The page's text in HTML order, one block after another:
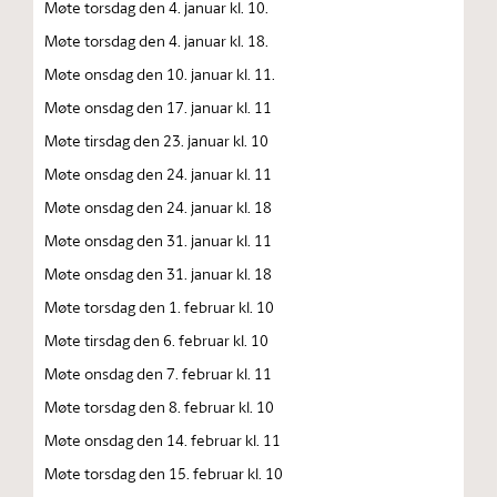
Møte torsdag den 4. januar kl. 10.
Møte torsdag den 4. januar kl. 18.
Møte onsdag den 10. januar kl. 11.
Møte onsdag den 17. januar kl. 11
Møte tirsdag den 23. januar kl. 10
Møte onsdag den 24. januar kl. 11
Møte onsdag den 24. januar kl. 18
Møte onsdag den 31. januar kl. 11
Møte onsdag den 31. januar kl. 18
Møte torsdag den 1. februar kl. 10
Møte tirsdag den 6. februar kl. 10
Møte onsdag den 7. februar kl. 11
Møte torsdag den 8. februar kl. 10
Møte onsdag den 14. februar kl. 11
Møte torsdag den 15. februar kl. 10